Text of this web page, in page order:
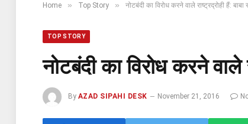
Home » Top Story » नोटबंदी का विरोध करने वाले राष्ट्रद्रोही हैं: बाबा
TOP STORY
नोटबंदी का विरोध करने वाले
By AZAD SIPAHI DESK November 21, 2016